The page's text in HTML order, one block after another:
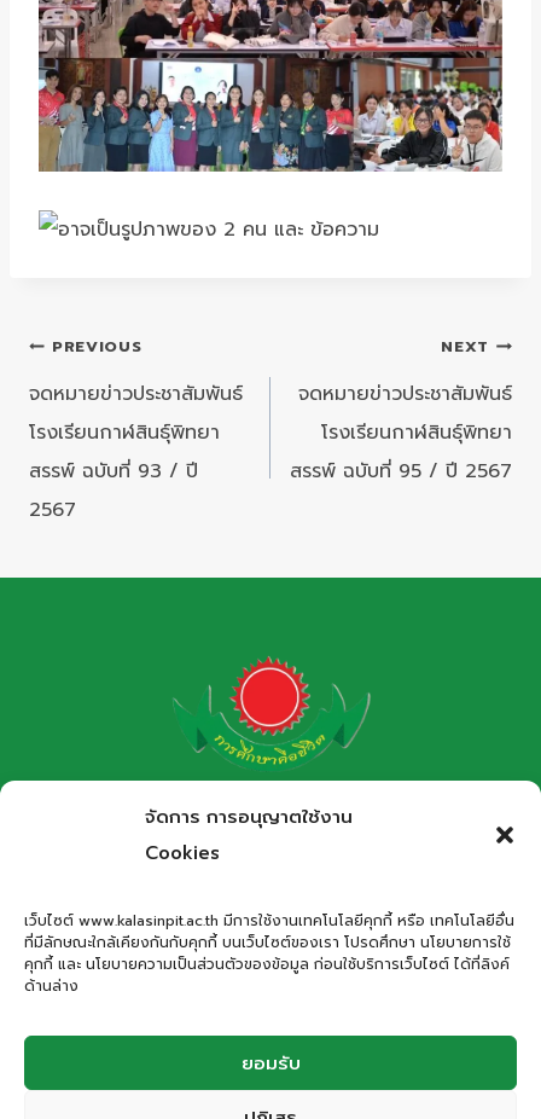
จัดการ การอนุญาตใช้งาน
Cookies
เว็บไซต์ www.kalasinpit.ac.th มีการใช้งานเทคโนโลยีคุกกี้ หรือ เทคโนโลยีอื่น
ที่มีลักษณะใกล้เคียงกันกับคุกกี้ บนเว็บไซต์ของเรา โปรดศึกษา นโยบายการใช้
คุกกี้ และ นโยบายความเป็นส่วนตัวของข้อมูล ก่อนใช้บริการเว็บไซต์ ได้ที่ลิงค์
ด้านล่าง
ยอมรับ
แนะแนว
เรื่อง
PREVIOUS
จดหมายข่าวประชาสัมพันธ์
โรงเรียนกาฬสินธุ์พิทยา
สรรพ์ ฉบับที่ 93 / ปี
2567
NEXT
จดหมายข่าวประชาสัมพันธ์
โรงเรียนกาฬสินธุ์พิทยา
สรรพ์ ฉบับที่ 95 / ปี 2567
โรงเรียนกาฬสินธุ์พิทยาสรรพ์
สำนักงานเขตพื้นที่การศึกษามัธยมศึกษากาฬสินธุ์
ที่อยู่: เลขที่ 66 ถนนอรรถเปศล ตำบลกาฬสินธุ์ อำเภอเมือง
กาฬสินธุ์ จังหวัดกาฬสินธุ์ 46000
office.kps@kalasinpit.ac.th